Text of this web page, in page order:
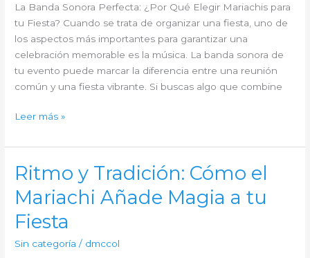
Fiesta
con
Alma
Mexicana!
La Banda Sonora Perfecta: ¿Por Qué Elegir Mariachis para
tu Fiesta? Cuando se trata de organizar una fiesta, uno de
los aspectos más importantes para garantizar una
celebración memorable es la música. La banda sonora de
tu evento puede marcar la diferencia entre una reunión
común y una fiesta vibrante. Si buscas algo que combine
La
Sonora
Perfecta:
¿Por
Qué
Mariachis
para
Leer más »
Ritmo y Tradición: Cómo el
Mariachi Añade Magia a tu
Fiesta
Sin categoría / dmccol